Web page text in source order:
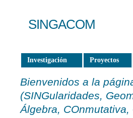
SINGACOM
Investigación Proyectos
Bienvenidos a la
(SINGularidades,
Álgebra,